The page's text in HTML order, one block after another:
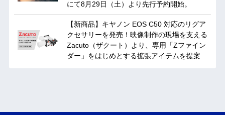
にて8月29日（土）より先行予約開始。
【新商品】キヤノン EOS C50 対応のリグア
クセサリーを発売！映像制作の現場を支える
Zacuto（ザクート）より、専用「Zファイン
ダー」をはじめとする拡張アイテムを提案